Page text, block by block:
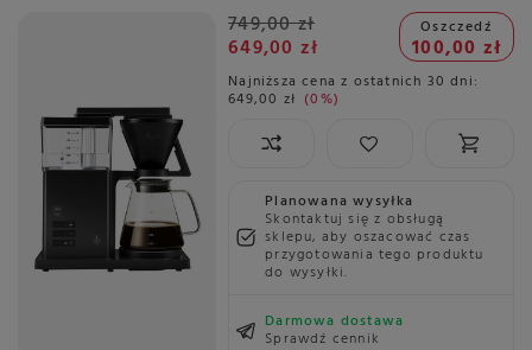
749,00 zł
649,00 zł
Oszczedź
100,00 zł
Najniższa cena z ostatnich 30 dni:
649,00 zł 0%
Planowana wysyłka
Skontaktuj się z obsługą
sklepu, aby oszacować czas
przygotowania tego produktu
do wysyłki.
Darmowa dostawa
Sprawdź cennik